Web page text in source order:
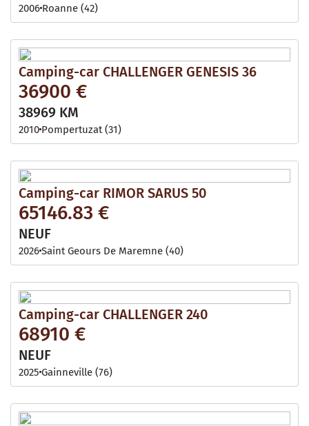
2006 Roanne (42)
Camping-car CHALLENGER GENESIS 36
36900 €
38969 KM
2010 Pompertuzat (31)
Camping-car RIMOR SARUS 50
65146.83 €
NEUF
2026Saint Geours De Maremne (40)
Camping-car CHALLENGER 240
68910 €
NEUF
2025 Gainneville (76)